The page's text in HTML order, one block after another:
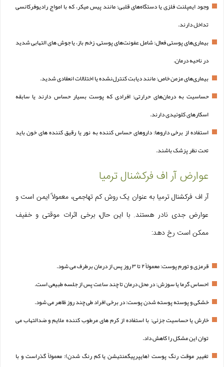
وجود ایمپلنت فلزی یا دستگاه‌های قلبی: مانند پیس میکر، که با امواج رادیوفرکانسی
تداخل دارند.
بیماری‌های پوستی فعال: شامل عفونت‌های پوستی، زخم باز، یا جوش‌ های التهابی شدید
در ناحیه درمان.
بیماری‌های مزمن خاص: مانند دیابت کنترل‌نشده یا اختلالات انعقادی شدید.
حساسیت به درمان‌های حرارتی: افرادی که پوست بسیار حساس دارند یا سابقه
اسکارهای کلوئیدی دارند.
استفاده از برخی داروها: داروهای حساس‌ کننده به نور یا رقیق‌ کننده‌ های خون باید
تحت نظر پزشک باشند.
عوارض آر اف فرکشنال ترمیا
آر اف فرکشنال ترمیا به‌ عنوان یک روش کم‌ تهاجمی، معمولاً ایمن است و
عوارض جدی نادر هستند. با این حال، برخی اثرات موقتی و خفیف
ممکن است رخ دهد:
قرمزی و تورم پوست: معمولاً ۲ تا ۳ روز پس از درمان برطرف می‌ شود.
احساس گرما یا سوزش: در محل درمان تا چند ساعت پس از جلسه طبیعی است.
خشکی و پوسته‌ پوسته شدن پوست: در برخی افراد طی چند روز ظاهر می‌ شود.
خارش یا حساسیت جزئی: با استفاده از کرم‌ های مرطوب‌ کننده ملایم و ضدالتهاب می‌
توان این مشکل را کاهش داد.
تغییر موقت رنگ پوست (هایپرپیگمنتیشن یا کم‌ رنگ شدن): معمولاً گذراست و با